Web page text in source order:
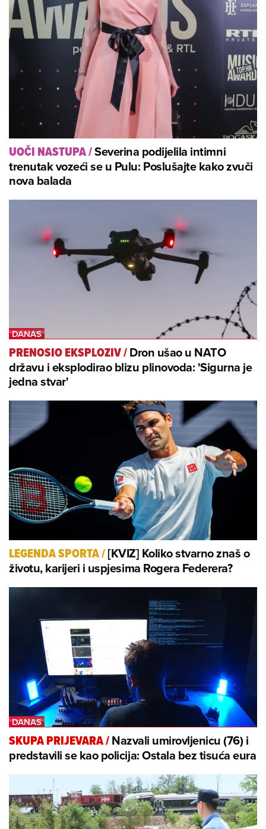
UOČI NASTUPA/Severina podijelila intimni
trenutak vozeći se u Pulu: Poslušajte kako zvuči
nova balada
PRENOSIO EKSPLOZIV/Dron ušao u NATO
državu i eksplodirao blizu plinovoda: 'Sigurna je
jedna stvar'
LEGENDA SPORTA/[KVIZ] Koliko stvarno znaš o
životu, karijeri i uspjesima Rogera Federera?
SKUPA PRIJEVARA/Nazvali umirovljenicu (76) i
predstavili se kao policija: Ostala bez tisuća eura